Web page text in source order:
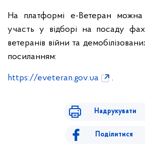
На платформі е-Ветеран
участь у відборі на посаду
ветеранів війни та
посиланням:
https://eveteran.gov.ua .
Надрукувати
Поділитися